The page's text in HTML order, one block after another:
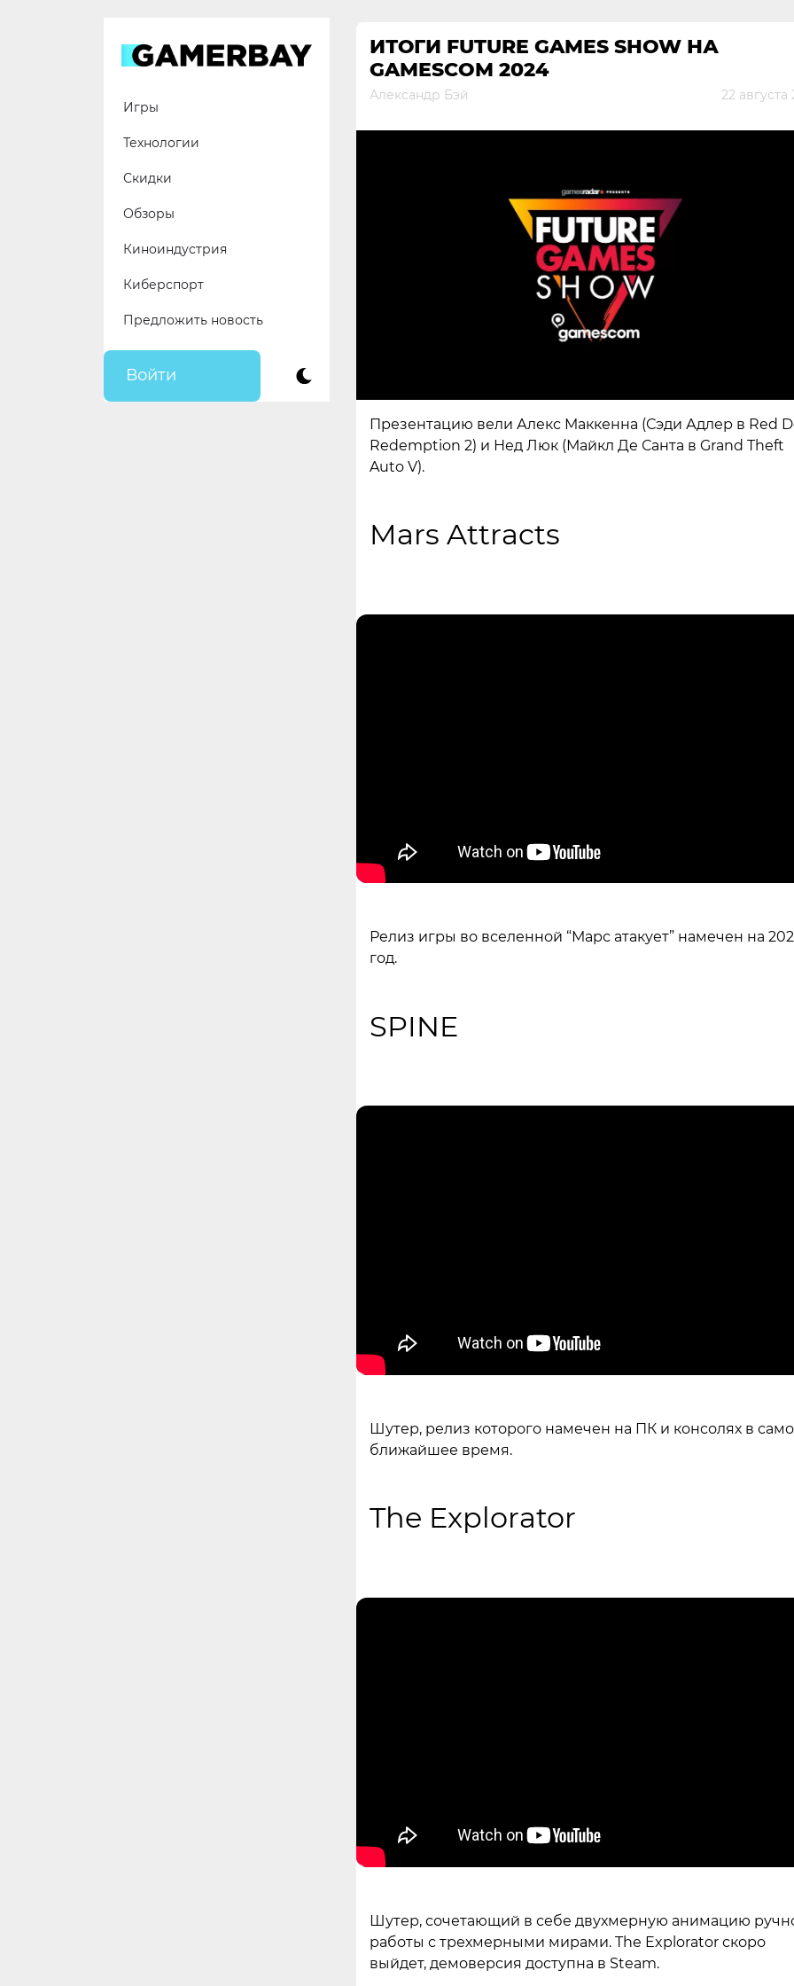
Игры
Технологии
Скидки
Обзоры
Киноиндустрия
Киберспорт
Предложить новость
Войти
ИТОГИ FUTURE GAMES SHOW НА
GAMESCOM 2024
Александр Бэй 22 августа
Презентацию вели Алекс Маккенна (Сэди Адлер в Red
Redemption 2) и Нед Люк (Майкл Де Санта в Grand Theft
Auto V).
Mars Attracts
Релиз игры во вселенной “Марс атакует” намечен на
год.
SPINE
Шутер, релиз которого намечен на ПК и консолях в
ближайшее время.
The Explorator
Шутер, сочетающий в себе двухмерную анимацию
работы с трехмерными мирами. The Explorator скоро
выйдет, демоверсия доступна в Steam.